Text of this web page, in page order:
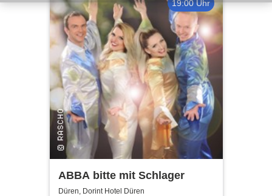
19:00 Uhr
ABBA bitte mit Schlager
Düren, Dorint Hotel Düren